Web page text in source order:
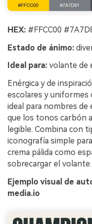
HEX: #FFCC00
Estado de ánimo:
Ideal para: volante de
Enérgica y de
escolares y uniformes
ideal para nombres de
que los tonos carbón
legible. Combina con
iconografía simple
crema pálida como
sobrecargar el volante.
Ejemplo visual de
media.io